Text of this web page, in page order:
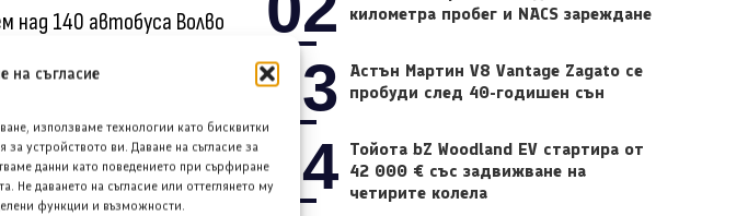
на съгласие
използваме технологии като бисквитки
устройството ви. Даване на съгласие за
данни като поведението при сърфиране
Не даването на съгласие или оттеглянето му
функции и възможности.
над 140 автобуса Волво
регион, заяви, че
е построен именно в
километра пробег и NACS зареждане
03
Астън Мартин V8 Vantage Zagato се
пробуди след 40-годишен сън
04 Тойота bZ Woodland EV стартира от
42 000 € със задвижване на
четирите колела